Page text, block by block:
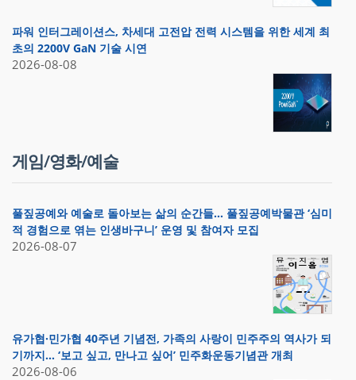
파워 인터그레이션스, 차세대 고전압 전력 시스템을 위한 세계 최
초의 2200V GaN 기술 시연
2026-08-08
게임/영화/예술
풀짚공예와 예술로 돌아보는 삶의 순간들… 풀짚공예박물관 ‘심미
적 경험으로 엮는 인생바구니’ 운영 및 참여자 모집
2026-08-07
유가협·민가협 40주년 기념전, 가족의 사랑이 민주주의 역사가 되
기까지… ‘보고 싶고, 만나고 싶어’ 민주화운동기념관 개최
2026-08-06